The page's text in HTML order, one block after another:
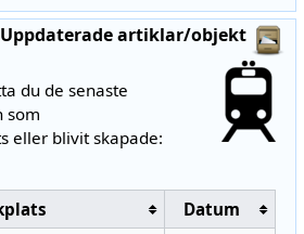
Uppdaterade artiklar/objekt
du de senaste
som
eller blivit skapade:
Datum